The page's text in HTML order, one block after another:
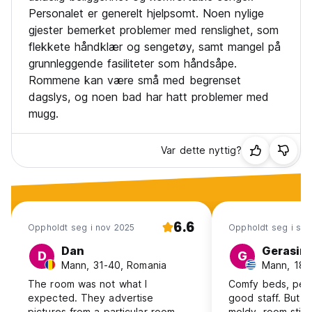
Personalet er generelt hjelpsomt. Noen nylige
gjester bemerket problemer med renslighet, som
flekkete håndklær og sengetøy, samt mangel på
grunnleggende fasiliteter som håndsåpe.
Rommene kan være små med begrenset
dagslys, og noen bad har hatt problemer med
mugg.
Var dette nyttig?
Oppholdt seg i nov 2025 6.6
D Dan
Mann, 31-40, Romania
The room was not what I
expected. They advertise
Oppholdt seg i
G
Mann,
Comfy beds,
good staff. But